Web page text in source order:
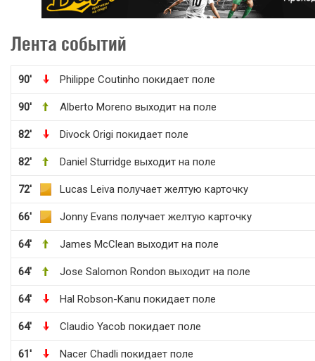
Лента событий
90' Philippe Coutinho покидает поле
90' Alberto Moreno выходит на поле
82' Divock Origi покидает поле
82' Daniel Sturridge выходит на поле
72' Lucas Leiva получает желтую карточку
66' Jonny Evans получает желтую карточку
64' James McClean выходит на поле
64' Jose Salomon Rondon выходит на поле
64' Hal Robson-Kanu покидает поле
64' Claudio Yacob покидает поле
61' Nacer Chadli покидает поле